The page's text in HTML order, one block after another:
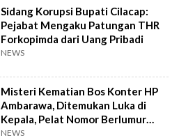
Sidang Korupsi Bupati Cilacap:
Pejabat Mengaku Patungan THR
Forkopimda dari Uang Pribadi
NEWS
Misteri Kematian Bos Konter HP
Ambarawa, Ditemukan Luka di
Kepala, Pelat Nomor Berlumur
Darah
NEWS